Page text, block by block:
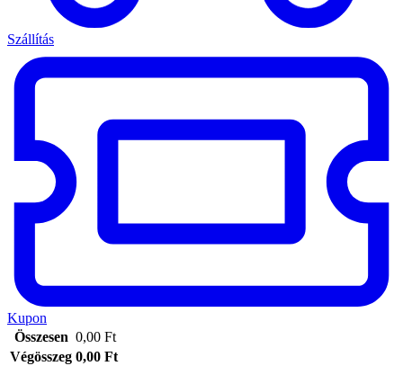
Szállítás
Kupon
Összesen 0,00 Ft
Végösszeg 0,00 Ft